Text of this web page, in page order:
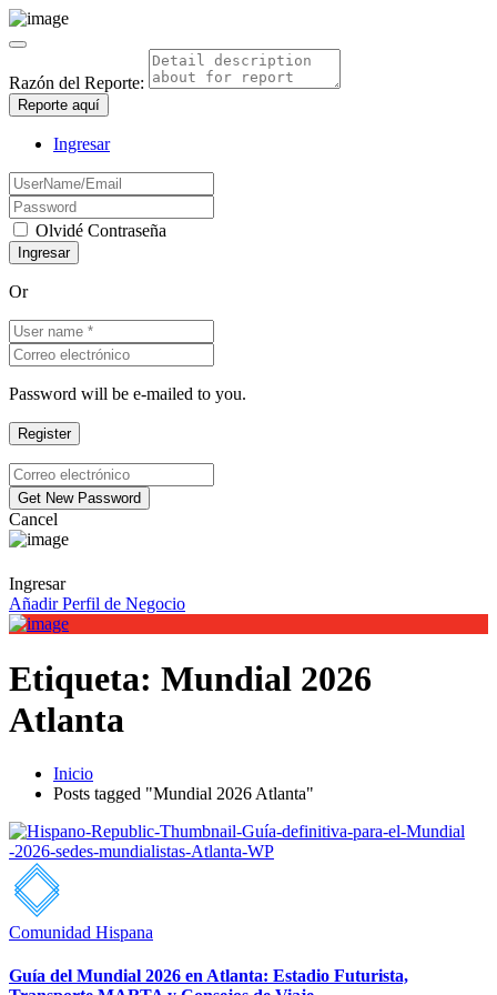
Razón del Reporte:
Reporte aquí
Ingresar
Olvidé Contraseña
Or
Password will be e-mailed to you.
Cancel
Ingresar
Añadir Perfil de Negocio
Etiqueta: Mundial 2026
Atlanta
Inicio
Posts tagged "Mundial 2026 Atlanta"
Comunidad Hispana
Guía del Mundial 2026 en Atlanta: Estadio Futurista,